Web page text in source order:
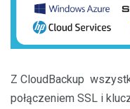
Z CloudBackup
połączeniem SSL i